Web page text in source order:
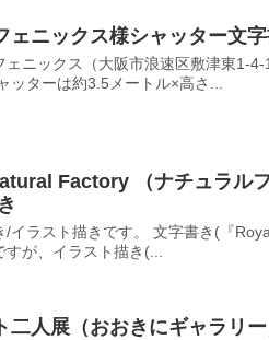
ェニックス様シャッター文字
ェニックス（大阪市浪速区敷津東1-
ッターは約3.5メートル×高さ...
Factory （ナチュラル
/イラスト描きです。 文字書き(『
すが、イラスト描き(...
人展（おおきにギャラリー